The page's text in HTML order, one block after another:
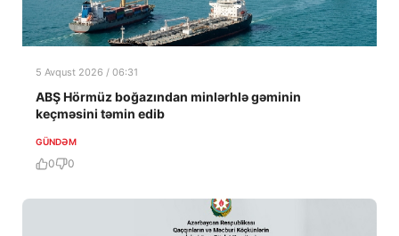
5 Avqust 2026 / 06:31
ABŞ Hörmüz boğazından minlərhlə gəminin
keçməsini təmin edib
GÜNDƏM
0 0